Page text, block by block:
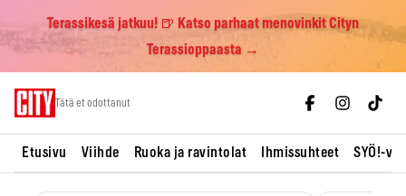
Terassikesä jatkuu! 🍺 Katso parhaat menovinkit Cityn
Terassioppaasta →
Tätä et odottanut
Etusivu Viihde Ruoka ja ravintolat Ihmissuhteet SYÖ!-